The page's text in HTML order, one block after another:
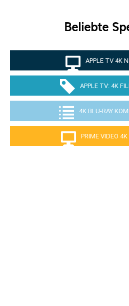
Beliebte
APPLE TV 4K
APPLE TV: 4K
4K BLU-RAY
PRIME VIDEO